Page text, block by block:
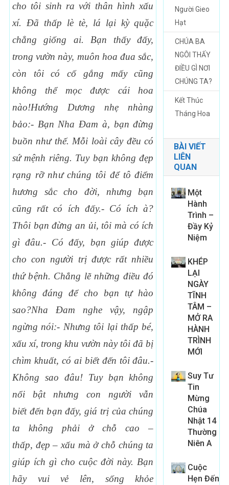
cho tôi sinh ra với thân hình xấu
xí. Đã thấp lè tè, lá lại kỳ quặc
chẳng giống ai. Bạn thấyđấy,
trong vườn này, muôn hoađua sắc,
còn tôi có cố gắng mấy cũng
không thể mọcđược cái hoa
nào!Hướng Dương nhẹ nhàng
bảo:- Bạn NhaĐam à, bạnđừng
buồn như thế. Mỗi loài cây đều có
sứ mệnh riêng. Tuy bạn khôngđẹp
rạng rỡ như chúng tôi để tôđiểm
hương sắc chođời, nhưng bạn
cũng rất có ích đấy.- Có ích à?
Thôi bạnđừng an ủi, tôi mà có ích
gìđâu.- Cóđấy, bạn giúpđược
cho con người trị được rất nhiều
thứ bệnh. Chẳng lẽ những điềuđó
khôngđángđể cho bạn tự hào
sao?NhaĐam nghe vậy, ngập
ngừng nói:- Nhưng tôi lại thấp bé,
xấu xí, trong khu vườn này tôiđã bị
chìm khuất, có ai biết đến tôiđâu.-
Không sao đâu! Tuy bạn không
nổi bật nhưng con người vẫn
biết đến bạnđấy, giá trị của chúng
ta không phảiở chỗ cao –
thấp, đẹp – xấu màở chỗ chúng ta
giúp ích gì cho cuộc đời này. Bạn
hãy vui vẻ lên, sống khỏe
Người Gieo
Hạt
CHÚA BA
NGÔI THẤY
ĐIỀU GÌ NƠI
CHÚNG TA?
Kết Thúc
Tháng Hoa
BÀI VIẾT
LIÊN
QUAN
Một
Hành
Trình –
Đầy Kỷ
Niệm
KHÉP
LẠI
NGÀY
TĨNH
TÂM –
MỞ RA
HÀNH
TRÌNH
MỚI
Suy Tư
Tin
Mừng
Chúa
Nhật 14
Thường
Niên A
Cuộc
Hẹn Đến